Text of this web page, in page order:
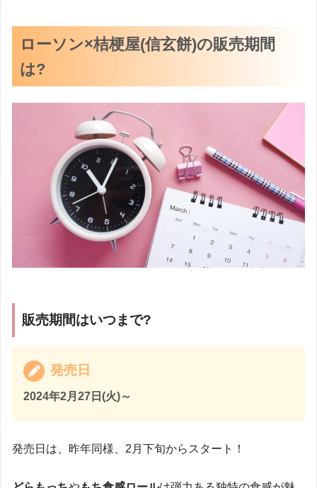
ローソン×桔梗屋(信玄餅)の販売期間
は?
販売期間はいつまで?
発売日
2024年2月27日(火)～
発売日は、昨年同様、2月下旬からスタート！